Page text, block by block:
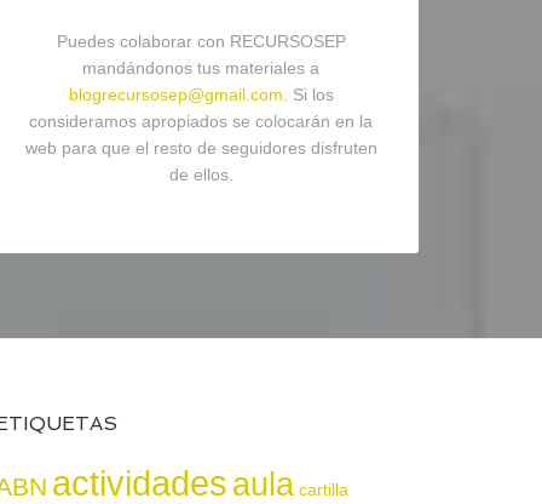
Puedes colaborar con RECURSOSEP
mandándonos tus materiales a
blogrecursosep@gmail.com . Si los
consideramos apropiados se colocarán en la
web para que el resto de seguidores disfruten
de ellos.
actividadesaula cartilla